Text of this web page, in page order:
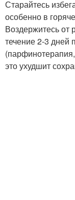
Старайтесь
особенно в
Воздержитесь от
течение 2-3 дней
это ухудшит